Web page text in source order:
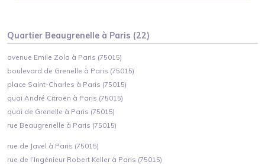
Quartier Beaugrenelle à Paris (22)
avenue Emile Zola à Paris (75015)
boulevard de Grenelle à Paris (75015)
place Saint-Charles à Paris (75015)
quai André Citroën à Paris (75015)
quai de Grenelle à Paris (75015)
rue Beaugrenelle à Paris (75015)
rue de Javel à Paris (75015)
rue de l’Ingénieur Robert Keller à Paris (75015)